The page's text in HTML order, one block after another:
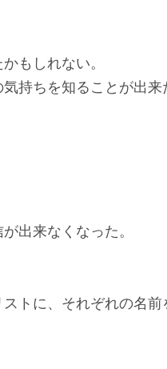
もしれない。
持ちを知ることが出来
出来なくなった。
トに、それぞれの名前